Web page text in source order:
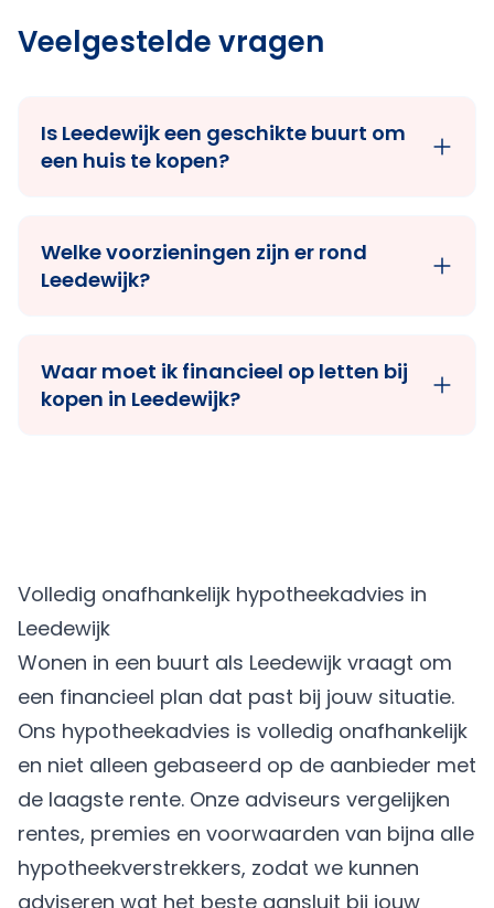
Veelgestelde vragen
Is Leedewijk een geschikte buurt om
een huis te kopen?
Welke voorzieningen zijn er rond
Leedewijk?
Waar moet ik financieel op letten bij
kopen in Leedewijk?
Volledig onafhankelijk hypotheekadvies in
Leedewijk
Wonen in een buurt als Leedewijk vraagt om
een financieel plan dat past bij jouw situatie.
Ons hypotheekadvies is volledig onafhankelijk
en niet alleen gebaseerd op de aanbieder met
de laagste rente. Onze adviseurs vergelijken
rentes, premies en voorwaarden van bijna alle
hypotheekverstrekkers, zodat we kunnen
adviseren wat het beste aansluit bij jouw